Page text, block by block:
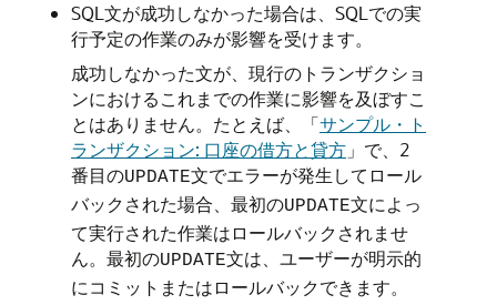
SQL文が成功しなかった場合は、SQLでの実
行予定の作業のみが影響を受けます。
成功しなかった文が、現行のトランザクショ
ンにおけるこれまでの作業に影響を及ぼすこ
とはありません。たとえば、
「サンプル・ト
ランザクション: 口座の借方と貸方 」 で、2
番目のUPDATE文でエラーが発生してロール
バックされた場合、最初のUPDATE文によっ
て実行された作業はロールバックされませ
ん。最初のUPDATE文は、ユーザーが明示的
にコミットまたはロールバックできます。